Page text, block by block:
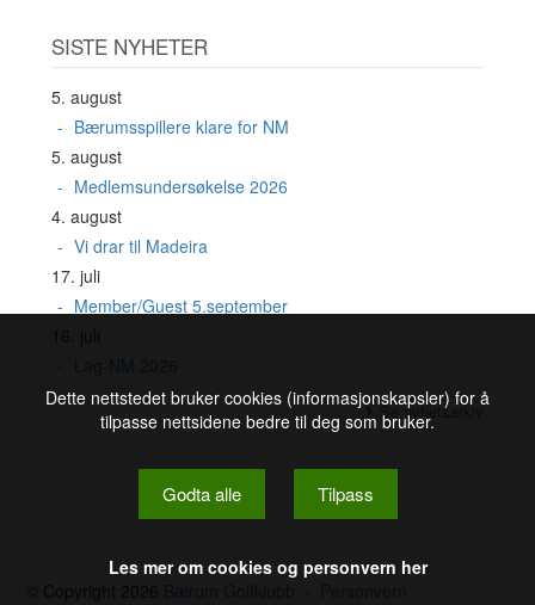
SISTE NYHETER
5. august
Bærumsspillere klare for NM
5. august
Medlemsundersøkelse 2026
4. august
Vi drar til Madeira
17. juli
Member/Guest 5.september
Se nyhetsarkiv
Dette nettstedet bruker cookies (informasjonskapsler) for å
tilpasse nettsidene bedre til deg som bruker.
Godta alle Tilpass
Les mer om cookies og personvern her